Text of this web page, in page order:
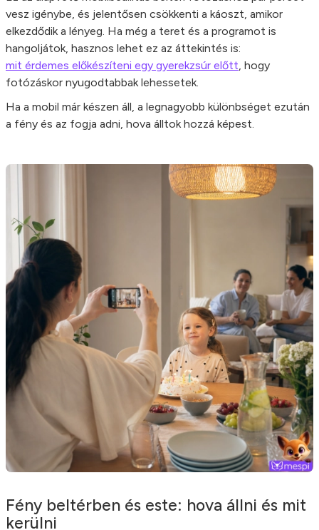
vesz igénybe, és jelentősen csökkenti a káoszt, amikor
elkezdődik a lényeg. Ha még a teret és a programot is
hangoljátok, hasznos lehet ez az áttekintés is:
mit érdemes előkészíteni egy gyerekzsúr előtt , hogy
fotózáskor nyugodtabbak lehessetek.
Ha a mobil már készen áll, a legnagyobb különbséget ezután
a fény és az fogja adni, hova álltok hozzá képest.
Fény beltérben és este: hova állni és mit
kerülni